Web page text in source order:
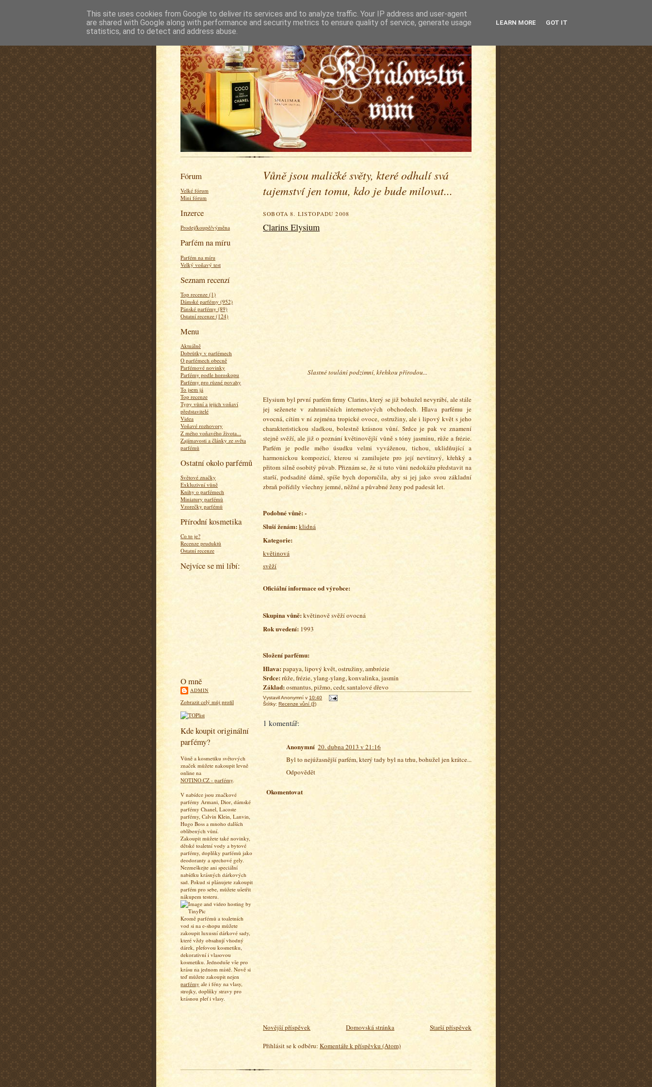
Fórum
Velké fórum
Mini fórum
Inzerce
Prodej/koupě/výměna
Parfém na míru
Parfém na míru
Velký voňavý test
Seznam recenzí
Top recenze (1)
Dámské parfémy (952)
Pánské parfémy (89)
Ostatní recenze (124)
Menu
Aktuálně
Dobrůtky v parfémech
O parfémech obecně
Parfémové novinky
Parfémy podle horoskopu
Parfémy pro různé povahy
To jsem já
Top recenze
Typy vůní a jejich voňaví
představitelé
Videa
Voňavé rozhovory
Z mého voňavého života...
Zajímavosti a články ze světa
parfémů
Ostatní okolo parfémů
Světové značky
Exkluzivní vůně
Knihy o parfémech
Miniatury parfémů
Vzorečky parfémů
Přírodní kosmetika
Co to je?
Recenze pruduktů
Ostatní recenze
Nejvíce se mi líbí:
O mně
ADMIN
Zobrazit celý můj profil
Kde koupit originální
parfémy?
Vůně a kosmetiku světových
značek můžete nakoupit levně
online na
NOTINO.CZ - parfémy.
V nabídce jsou značkové
parfémy Armani, Dior, dámské
parfémy Chanel, Lacoste
parfémy, Calvin Klein, Lanvin,
Hugo Boss a mnoho dalších
oblíbených vůní.
Zakoupit můžete také novinky,
dětské toaletní vody a bytové
parfémy, doplňky parfémů jako
deodoranty a sprchové gely.
Nezmeškejte ani speciální
nabídku krásných dárkových
sad. Pokud si plánujete zakoupit
parfém pro sebe, můžete ušetřit
nákupem testeru.
Kromě parfémů a toaletních
vod si na e-shopu můžete
zakoupit luxusní dárkové sady,
které vždy obsahují vhodný
dárek, pleťovou kosmetiku,
dekorativní i vlasovou
kosmetiku. Jednoduše vše pro
krásu na jednom místě. Nově si
teď můžete zakoupit nejen
parfémy ale i fény na vlasy,
strojky, doplňky stravy pro
krásnou pleť i vlasy.
Vůně jsou maličké světy, které odhalí svá
tajemství jen tomu, kdo je bude milovat...
SOBOTA 8. LISTOPADU 2008
Clarins Elysium
Slastné toulání podzimní, křehkou přírodou...
Elysium byl první parfém firmy Clarins, který se již bohužel nevyrábí, ale stále
jej seženete v zahraničních internetových obchodech. Hlava parfému je
ovocná, cítím v ní zejména tropické ovoce, ostružiny, ale i lipový květ s jeho
charakteristickou sladkou, bolestně krásnou vůní. Srdce je pak ve znamení
stejně svěží, ale již o poznání květinovější vůně s tóny jasmínu, růže a frézie.
Parfém je podle mého úsudku velmi vyváženou, tichou, uklidňující a
harmonickou kompozicí, kterou si zamilujete pro její nevtíravý, křehký a
přitom silně osobitý půvab. Přiznám se, že si tuto vůni nedokážu představit na
starší, podsadité dámě, spíše bych doporučila, aby si jej jako svou základní
zbraň pořídily všechny jemné, něžné a půvabné ženy pod padesát let.
Podobné vůně: -
Sluší ženám:klidná
Kategorie:
květinová
svěží
Oficiální informace od výrobce:
Skupina vůně: květinověsvěží ovocná
Rok uvedení: 1993
Složení parfému:
Hlava:papaya, lipový květ, ostružiny, ambrózie
Srdce:růže, frézie, ylang-ylang, konvalinka, jasmín
Základ:osmantus, pižmo, cedr, santalové dřevo
VystavilAnonymní v 10:40
Štítky: Recenze vůní (ž)
1 komentář:
Anonymní 20. dubna 2013 v 21:16
Byl to nejúžasnější parfém, který tady byl na trhu, bohužel jen krátce...
Odpovědět
Okomentovat
Novější příspěvek Starší příspěvek
Domovská stránka
Přihlásit se k odběru: Komentáře k příspěvku (Atom)
This site uses cookies from Google to deliver its services and to analyze traffic. Your IP address and user-agent
are shared with Google along with performance and security metrics to ensure quality of service, generate usage
statistics, and to detect and address abuse.
LEARN MORE GOT IT